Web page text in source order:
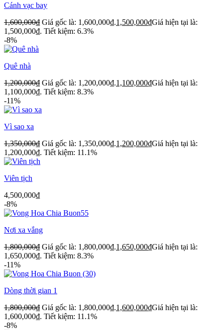
Cánh vạc bay
1,600,000₫ Giá gốc là: 1,600,000₫.1,500,000₫Giá hiện tại là:
1,500,000₫. Tiết kiệm: 6.3%
-8%
Quê nhà
1,200,000₫ Giá gốc là: 1,200,000₫.1,100,000₫Giá hiện tại là:
1,100,000₫. Tiết kiệm: 8.3%
-11%
Vì sao xa
1,350,000₫ Giá gốc là: 1,350,000₫.1,200,000₫Giá hiện tại là:
1,200,000₫. Tiết kiệm: 11.1%
Viên tịch
4,500,000₫
-8%
Nơi xa vắng
1,800,000₫ Giá gốc là: 1,800,000₫.1,650,000₫Giá hiện tại là:
1,650,000₫. Tiết kiệm: 8.3%
-11%
Dòng thời gian 1
1,800,000₫ Giá gốc là: 1,800,000₫.1,600,000₫Giá hiện tại là:
1,600,000₫. Tiết kiệm: 11.1%
-8%